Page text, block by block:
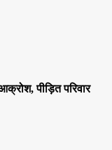
पीड़ित परिवार